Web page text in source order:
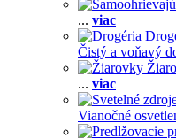
... viac
Čistý a voňavý
... viac
Vianočné